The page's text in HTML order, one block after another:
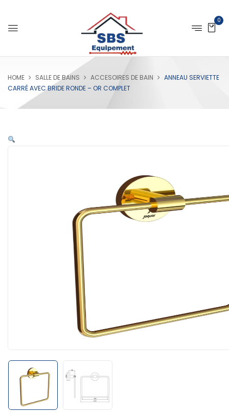
0
HOME SALLE DE BAINS ACCESOIRES DE BAIN
ANNEAU SERVIETTE
CARRÉ AVEC BRIDE RONDE – OR COMPLET